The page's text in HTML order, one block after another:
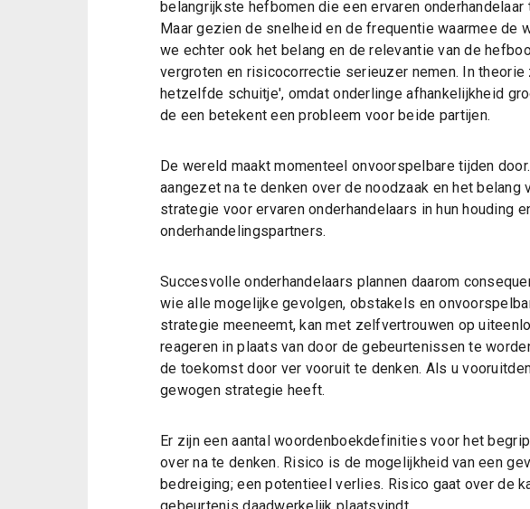
belangrijkste hefbomen die een ervaren
Maar gezien de snelheid en de frequentie waarmee de
we echter ook het belang en de relevantie van de
vergroten en risicocorrectie serieuzer nemen. In
hetzelfde schuitje', omdat onderlinge afhankelijkheid
de een betekent een probleem voor beide partijen.
De wereld maakt momenteel onvoorspelbare tijden
aangezet na te denken over de noodzaak en het belang
strategie voor ervaren onderhandelaars in hun houding
onderhandelingspartners.
Succesvolle onderhandelaars plannen daarom
wie alle mogelijke gevolgen, obstakels en
strategie meeneemt, kan met zelfvertrouwen op
reageren in plaats van door de gebeurtenissen te
de toekomst door ver vooruit te denken. Als u
gewogen strategie heeft.
Er zijn een aantal woordenboekdefinities voor het
over na te denken. Risico is de mogelijkheid van een
bedreiging; een potentieel verlies. Risico gaat over de